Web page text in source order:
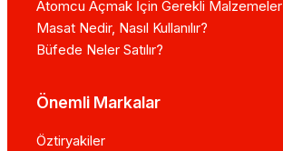
Atomcu Açmak İçin Gerekli Malzemeler
Masat Nedir, Nasıl Kullanılır?
Büfede Neler Satılır?
Önemli Markalar
Öztiryakiler